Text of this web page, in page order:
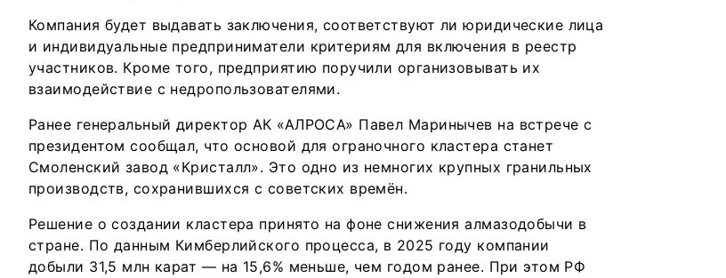
Компания будет выдавать заключения, соответствуют ли юридические лица
и индивидуальные предприниматели критериям для включения в реестр
участников. Кроме того, предприятию поручили организовывать их
взаимодействие с недропользователями.
Ранее генеральный директор АК «АЛРОСА» Павел Маринычев на встрече с
президентом сообщал, что основой для ограночного кластера станет
Смоленский завод «Кристалл». Это одно из немногих крупных гранильных
производств, сохранившихся с советских времён.
Решение о создании кластера принято на фоне снижения алмазодобычи в
стране. По данным Кимберлийского процесса, в 2025 году компании
добыли 31,5 млн карат — на 15,6% меньше, чем годом ранее. При этом РФ